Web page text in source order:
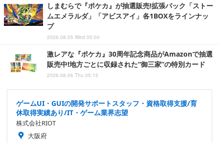
しまむらで『ポケカ』が抽選販売!拡張パック「ストー
ムエメラルダ」「アビスアイ」各1BOXをラインナッ
プ
2026.08.05 Wed 05:00
激レアな『ポケカ』30周年記念商品がAmazonで抽選
販売中!地方ごとに収録された“御三家”の特別カード
2026.08.06 Thu 05:15
ゲームUI・GUIの開発サポートスタッフ・資格取得支援/育
休取得実績あり/IT・ゲーム業界志望
株式会社RIOT
大阪府